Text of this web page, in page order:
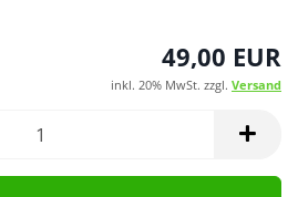
49,00 EUR
inkl. 20% MwSt. zzgl. Versand